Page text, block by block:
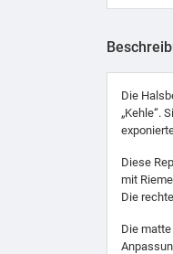
Die
„Kehle“.
Diese
mit
Die
Die